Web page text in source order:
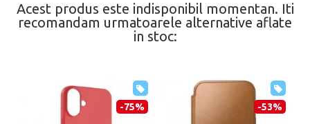
Acest produs este indisponibil momentan. Iti
recomandam urmatoarele alternative aflate
in stoc:
-75% -53%